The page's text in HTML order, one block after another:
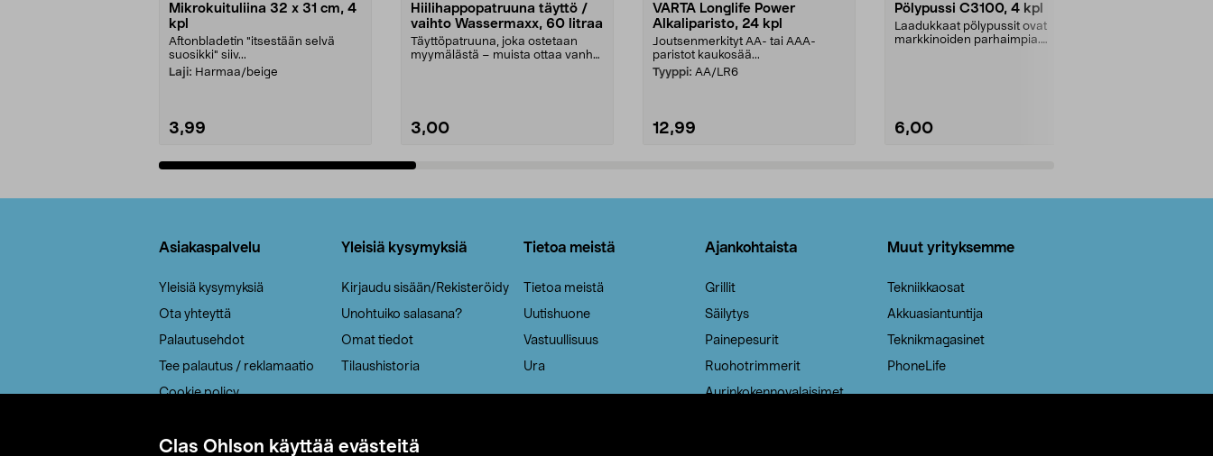
Clas Ohlson käyttää evästeitä
Mikrokuituliina 32 x 31 cm, 4
kpl
Aftonbladetin "itsestään selvä
suosikki" siiv...
Laji: Harmaa/beige
3,99
Hiilihappopatruuna täyttö /
vaihto Wassermaxx, 60 litraa
Täyttöpatruuna, joka ostetaan
myymälästä – muista ottaa vanha
3,00
VARTA Longlife Power
Alkaliparisto, 24 kpl
Joutsenmerkityt AA- tai AAA-
paristot kaukosää...
Tyyppi: AA/LR6
12,99
Pölypussi C3100, 4 kpl
Laadukkaat pölypussit ovat
markkinoiden parhaimpia.
6,00
Asiakaspalvelu
Yleisiä kysymyksiä
Ota yhteyttä
Palautusehdot
Tee palautus / reklamaatio
Cookie policy
Saavutettavuus
Yleisiä kysymyksiä
Kirjaudu sisään/Rekisteröidy
Unohtuiko salasana?
Omat tiedot
Tilaushistoria
Tietoa meistä
Tietoa meistä
Uutishuone
Vastuullisuus
Ura
Ajankohtaista
Grillit
Säilytys
Painepesurit
Ruohotrimmerit
Aurinkokennovalaisimet
Muut yrityksemme
Tekniikkaosat
Akkuasiantuntija
Teknikmagasinet
PhoneLife